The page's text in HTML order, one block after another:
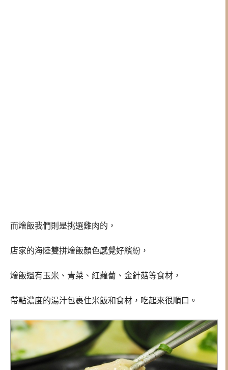
而燴飯我們則是挑選雞肉的，
店家的海陸雙拼燴飯顏色感覺好繽紛，
燴飯還有玉米、青菜、紅蘿蔔、金針菇等食材，
帶點濃度的湯汁包裹住米飯和食材，吃起來很順口。